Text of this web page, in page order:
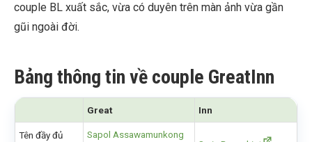
couple BL xuất sắc, vừa có duyên trên màn ảnh vừa gần
gũi ngoài đời.
Bảng thông tin về couple GreatInn
Great Inn
Tên đầy đủ
Sapol Assawamunkong